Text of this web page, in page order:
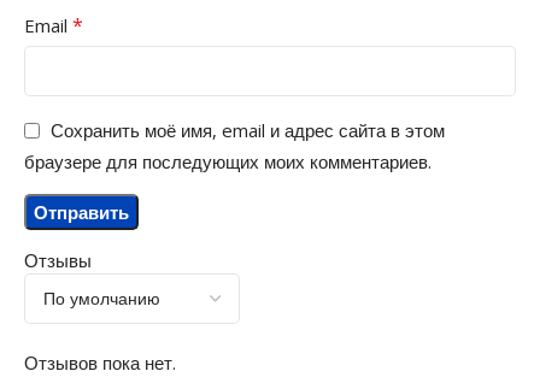
Отзывы
Отзывов пока нет.
Email *
Сохранить моё имя, email и адрес сайта в этом
браузере для последующих моих комментариев.